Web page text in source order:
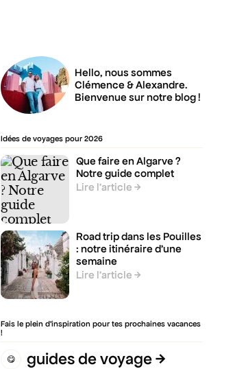
Hello, nous sommes
Clémence & Alexandre.
Bienvenue sur notre blog !
Idées de voyages pour 2026
Que faire en Algarve ?
Notre guide complet
Lire l’article
Road trip dans les Pouilles
: notre itinéraire d’une
semaine
Lire l’article
Fais le plein d’inspiration pour tes prochaines vacances
!
😋 guides de voyage